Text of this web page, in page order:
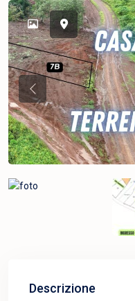
Previous
Descrizione